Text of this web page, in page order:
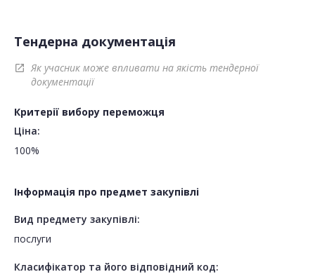
Тендерна документація
open_in_new
Як учасник може впливати на якість тендерної
документації
Критерії вибору переможця
Ціна:
100%
Інформація про предмет закупівлі
Вид предмету закупівлі:
послуги
Класифікатор та його відповідний код: